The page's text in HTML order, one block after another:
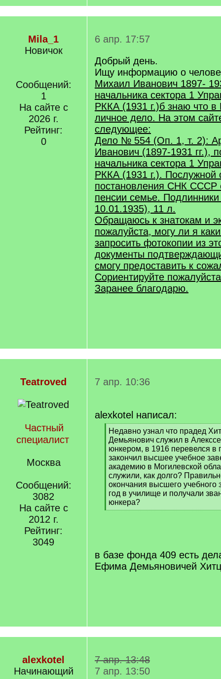
Mila_1
Новичок
Сообщений:
1
На сайте с
2026 г.
Рейтинг:
0
6 апр. 17:57
Добрый день.
Ищу информацию о
Михаил Иванович 1897-
начальника сектора 1
РККА (1931 г.)б знаю что в
личное дело. На этом
следующее:
Дело № 554 (Оп. 1, т. 2):
Иванович (1897-1931 гг.),
начальника сектора 1
РККА (1931 г.). Послужной
постановления СНК СССР
пенсии семье.
10.01.1935), 11 л.
Обращаюсь к знатокам и
пожалуйста, могу ли я
запросить фотокопии из
документы
смогу предоставить к
Сориентируйте
Заранее благодарю.
Teatroved
Частный
специалист
Москва
Сообщений:
3082
На сайте с
2012 г.
Рейтинг:
3049
7 апр. 10:36
alexkotel написал:
[
q
]
Недавно узнал что прадед
Демьянович служил в
юнкером, в 1916 перевелся в
закончил высшее учебное
академию в Могилевской
служили, как долго?
окончания высшего учебного
год в училище и получали
юнкера?
[
в базе фонда 409 есть
Ефима Демьяновичей
alexkotel
Начинающий
7 апр. 13:48
7 апр. 13:50